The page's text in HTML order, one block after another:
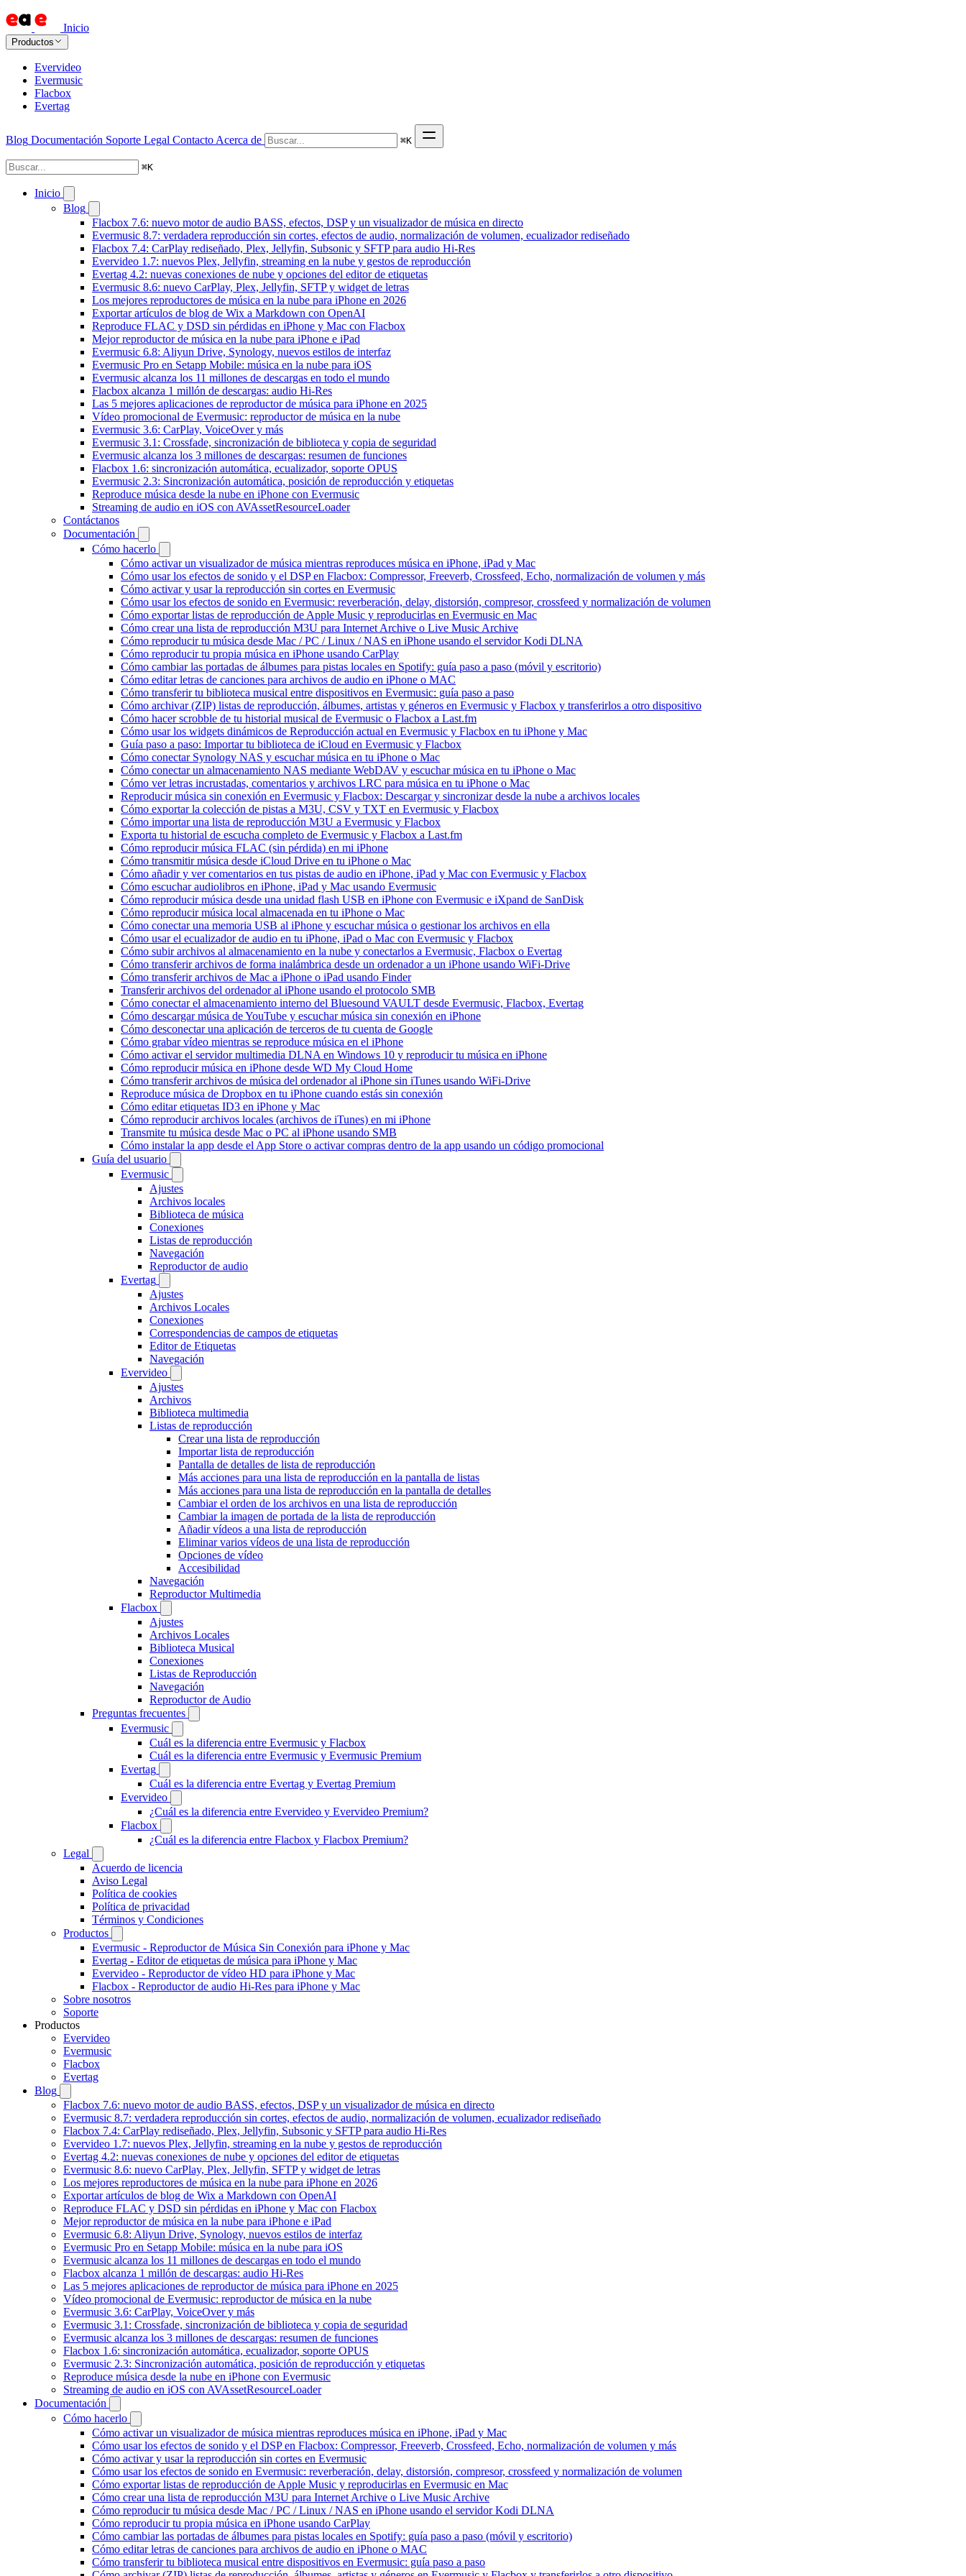
Inicio
Productos
Evervideo
Evermusic
Flacbox
Evertag
Blog Documentación Soporte Legal Contacto Acerca de ⌘K
⌘K
Inicio
Blog
Flacbox 7.6: nuevo motor de audio BASS, efectos, DSP y un visualizador de música en directo
Evermusic 8.7: verdadera reproducción sin cortes, efectos de audio, normalización de volumen, ecualizador rediseñado
Flacbox 7.4: CarPlay rediseñado, Plex, Jellyfin, Subsonic y SFTP para audio Hi-Res
Evervideo 1.7: nuevos Plex, Jellyfin, streaming en la nube y gestos de reproducción
Evertag 4.2: nuevas conexiones de nube y opciones del editor de etiquetas
Evermusic 8.6: nuevo CarPlay, Plex, Jellyfin, SFTP y widget de letras
Los mejores reproductores de música en la nube para iPhone en 2026
Exportar artículos de blog de Wix a Markdown con OpenAI
Reproduce FLAC y DSD sin pérdidas en iPhone y Mac con Flacbox
Mejor reproductor de música en la nube para iPhone e iPad
Evermusic 6.8: Aliyun Drive, Synology, nuevos estilos de interfaz
Evermusic Pro en Setapp Mobile: música en la nube para iOS
Evermusic alcanza los 11 millones de descargas en todo el mundo
Flacbox alcanza 1 millón de descargas: audio Hi-Res
Las 5 mejores aplicaciones de reproductor de música para iPhone en 2025
Vídeo promocional de Evermusic: reproductor de música en la nube
Evermusic 3.6: CarPlay, VoiceOver y más
Evermusic 3.1: Crossfade, sincronización de biblioteca y copia de seguridad
Evermusic alcanza los 3 millones de descargas: resumen de funciones
Flacbox 1.6: sincronización automática, ecualizador, soporte OPUS
Evermusic 2.3: Sincronización automática, posición de reproducción y etiquetas
Reproduce música desde la nube en iPhone con Evermusic
Streaming de audio en iOS con AVAssetResourceLoader
Contáctanos
Documentación
Cómo hacerlo
Cómo activar un visualizador de música mientras reproduces música en iPhone, iPad y Mac
Cómo usar los efectos de sonido y el DSP en Flacbox: Compressor, Freeverb, Crossfeed, Echo, normalización de volumen y más
Cómo activar y usar la reproducción sin cortes en Evermusic
Cómo usar los efectos de sonido en Evermusic: reverberación, delay, distorsión, compresor, crossfeed y normalización de volumen
Cómo exportar listas de reproducción de Apple Music y reproducirlas en Evermusic en Mac
Cómo crear una lista de reproducción M3U para Internet Archive o Live Music Archive
Cómo reproducir tu música desde Mac / PC / Linux / NAS en iPhone usando el servidor Kodi DLNA
Cómo reproducir tu propia música en iPhone usando CarPlay
Cómo cambiar las portadas de álbumes para pistas locales en Spotify: guía paso a paso (móvil y escritorio)
Cómo editar letras de canciones para archivos de audio en iPhone o MAC
Cómo transferir tu biblioteca musical entre dispositivos en Evermusic: guía paso a paso
Cómo archivar (ZIP) listas de reproducción, álbumes, artistas y géneros en Evermusic y Flacbox y transferirlos a otro dispositivo
Cómo hacer scrobble de tu historial musical de Evermusic o Flacbox a Last.fm
Cómo usar los widgets dinámicos de Reproducción actual en Evermusic y Flacbox en tu iPhone y Mac
Guía paso a paso: Importar tu biblioteca de iCloud en Evermusic y Flacbox
Cómo conectar Synology NAS y escuchar música en tu iPhone o Mac
Cómo conectar un almacenamiento NAS mediante WebDAV y escuchar música en tu iPhone o Mac
Cómo ver letras incrustadas, comentarios y archivos LRC para música en tu iPhone o Mac
Reproducir música sin conexión en Evermusic y Flacbox: Descargar y sincronizar desde la nube a archivos locales
Cómo exportar la colección de pistas a M3U, CSV y TXT en Evermusic y Flacbox
Cómo importar una lista de reproducción M3U a Evermusic y Flacbox
Exporta tu historial de escucha completo de Evermusic y Flacbox a Last.fm
Cómo reproducir música FLAC (sin pérdida) en mi iPhone
Cómo transmitir música desde iCloud Drive en tu iPhone o Mac
Cómo añadir y ver comentarios en tus pistas de audio en iPhone, iPad y Mac con Evermusic y Flacbox
Cómo escuchar audiolibros en iPhone, iPad y Mac usando Evermusic
Cómo reproducir música desde una unidad flash USB en iPhone con Evermusic e iXpand de SanDisk
Cómo reproducir música local almacenada en tu iPhone o Mac
Cómo conectar una memoria USB al iPhone y escuchar música o gestionar los archivos en ella
Cómo usar el ecualizador de audio en tu iPhone, iPad o Mac con Evermusic y Flacbox
Cómo subir archivos al almacenamiento en la nube y conectarlos a Evermusic, Flacbox o Evertag
Cómo transferir archivos de forma inalámbrica desde un ordenador a un iPhone usando WiFi-Drive
Cómo transferir archivos de Mac a iPhone o iPad usando Finder
Transferir archivos del ordenador al iPhone usando el protocolo SMB
Cómo conectar el almacenamiento interno del Bluesound VAULT desde Evermusic, Flacbox, Evertag
Cómo descargar música de YouTube y escuchar música sin conexión en iPhone
Cómo desconectar una aplicación de terceros de tu cuenta de Google
Cómo grabar vídeo mientras se reproduce música en el iPhone
Cómo activar el servidor multimedia DLNA en Windows 10 y reproducir tu música en iPhone
Cómo reproducir música en iPhone desde WD My Cloud Home
Cómo transferir archivos de música del ordenador al iPhone sin iTunes usando WiFi-Drive
Reproduce música de Dropbox en tu iPhone cuando estás sin conexión
Cómo editar etiquetas ID3 en iPhone y Mac
Cómo reproducir archivos locales (archivos de iTunes) en mi iPhone
Transmite tu música desde Mac o PC al iPhone usando SMB
Cómo instalar la app desde el App Store o activar compras dentro de la app usando un código promocional
Guía del usuario
Evermusic
Ajustes
Archivos locales
Biblioteca de música
Conexiones
Listas de reproducción
Navegación
Reproductor de audio
Evertag
Ajustes
Archivos Locales
Conexiones
Correspondencias de campos de etiquetas
Editor de Etiquetas
Navegación
Evervideo
Ajustes
Archivos
Biblioteca multimedia
Listas de reproducción
Crear una lista de reproducción
Importar lista de reproducción
Pantalla de detalles de lista de reproducción
Más acciones para una lista de reproducción en la pantalla de listas
Más acciones para una lista de reproducción en la pantalla de detalles
Cambiar el orden de los archivos en una lista de reproducción
Cambiar la imagen de portada de la lista de reproducción
Añadir vídeos a una lista de reproducción
Eliminar varios vídeos de una lista de reproducción
Opciones de vídeo
Accesibilidad
Navegación
Reproductor Multimedia
Flacbox
Ajustes
Archivos Locales
Biblioteca Musical
Conexiones
Listas de Reproducción
Navegación
Reproductor de Audio
Preguntas frecuentes
Evermusic
Cuál es la diferencia entre Evermusic y Flacbox
Cuál es la diferencia entre Evermusic y Evermusic Premium
Evertag
Cuál es la diferencia entre Evertag y Evertag Premium
Evervideo
¿Cuál es la diferencia entre Evervideo y Evervideo Premium?
Flacbox
¿Cuál es la diferencia entre Flacbox y Flacbox Premium?
Legal
Acuerdo de licencia
Aviso Legal
Política de cookies
Política de privacidad
Términos y Condiciones
Productos
Evermusic - Reproductor de Música Sin Conexión para iPhone y Mac
Evertag - Editor de etiquetas de música para iPhone y Mac
Evervideo - Reproductor de vídeo HD para iPhone y Mac
Flacbox - Reproductor de audio Hi-Res para iPhone y Mac
Sobre nosotros
Soporte
Productos
Evervideo
Evermusic
Flacbox
Evertag
Blog
Flacbox 7.6: nuevo motor de audio BASS, efectos, DSP y un visualizador de música en directo
Evermusic 8.7: verdadera reproducción sin cortes, efectos de audio, normalización de volumen, ecualizador rediseñado
Flacbox 7.4: CarPlay rediseñado, Plex, Jellyfin, Subsonic y SFTP para audio Hi-Res
Evervideo 1.7: nuevos Plex, Jellyfin, streaming en la nube y gestos de reproducción
Evertag 4.2: nuevas conexiones de nube y opciones del editor de etiquetas
Evermusic 8.6: nuevo CarPlay, Plex, Jellyfin, SFTP y widget de letras
Los mejores reproductores de música en la nube para iPhone en 2026
Exportar artículos de blog de Wix a Markdown con OpenAI
Reproduce FLAC y DSD sin pérdidas en iPhone y Mac con Flacbox
Mejor reproductor de música en la nube para iPhone e iPad
Evermusic 6.8: Aliyun Drive, Synology, nuevos estilos de interfaz
Evermusic Pro en Setapp Mobile: música en la nube para iOS
Evermusic alcanza los 11 millones de descargas en todo el mundo
Flacbox alcanza 1 millón de descargas: audio Hi-Res
Las 5 mejores aplicaciones de reproductor de música para iPhone en 2025
Vídeo promocional de Evermusic: reproductor de música en la nube
Evermusic 3.6: CarPlay, VoiceOver y más
Evermusic 3.1: Crossfade, sincronización de biblioteca y copia de seguridad
Evermusic alcanza los 3 millones de descargas: resumen de funciones
Flacbox 1.6: sincronización automática, ecualizador, soporte OPUS
Evermusic 2.3: Sincronización automática, posición de reproducción y etiquetas
Reproduce música desde la nube en iPhone con Evermusic
Streaming de audio en iOS con AVAssetResourceLoader
Documentación
Cómo hacerlo
Cómo activar un visualizador de música mientras reproduces música en iPhone, iPad y Mac
Cómo usar los efectos de sonido y el DSP en Flacbox: Compressor, Freeverb, Crossfeed, Echo, normalización de volumen y más
Cómo activar y usar la reproducción sin cortes en Evermusic
Cómo usar los efectos de sonido en Evermusic: reverberación, delay, distorsión, compresor, crossfeed y normalización de volumen
Cómo exportar listas de reproducción de Apple Music y reproducirlas en Evermusic en Mac
Cómo crear una lista de reproducción M3U para Internet Archive o Live Music Archive
Cómo reproducir tu música desde Mac / PC / Linux / NAS en iPhone usando el servidor Kodi DLNA
Cómo reproducir tu propia música en iPhone usando CarPlay
Cómo cambiar las portadas de álbumes para pistas locales en Spotify: guía paso a paso (móvil y escritorio)
Cómo editar letras de canciones para archivos de audio en iPhone o MAC
Cómo transferir tu biblioteca musical entre dispositivos en Evermusic: guía paso a paso